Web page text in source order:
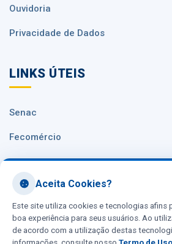
Ouvidoria
Privacidade de Dados
LINKS ÚTEIS
Senac
Fecomércio
Sesc Nacional
CNC Aceita Cookies?
Este site utiliza cookies e tecnologias afins
boa experiência para seus usuários. Ao
de acordo com a utilização destas